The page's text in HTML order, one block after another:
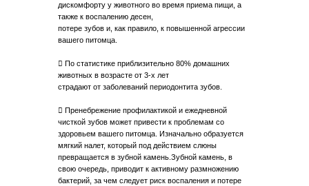
дискомфорту у животного во время приема пищи, а
также к воспалению десен,
потере зубов и, как правило, к повышенной агрессии
вашего питомца.
 По статистике приблизительно 80% домашних
животных в возрасте от 3-х лет
страдают от заболеваний периодонтита зубов.
 Пренебрежение профилактикой и ежедневной
чисткой зубов может привести к проблемам со
здоровьем вашего питомца. Изначально образуется
мягкий налет, который под действием слюны
превращается в зубной камень.Зубной камень, в
свою очередь, приводит к активному размножению
бактерий, за чем следует риск воспаления и потере